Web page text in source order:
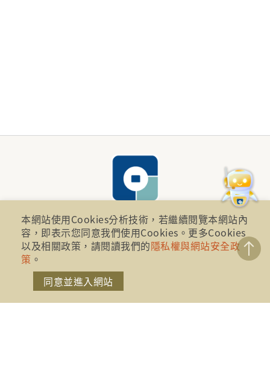
財團法人金融消費評議中心 著作權所有
地址：10041台北市忠孝西路一段四號17樓(崇聖大樓)
本網站使用Cookies分析技術，若繼續閱覽本網站內
容，即表示您同意我們使用Cookies。更多Cookies
以及相關政策，請閱讀我們的隱私權與網站安全政
策 。
同意並進入網站